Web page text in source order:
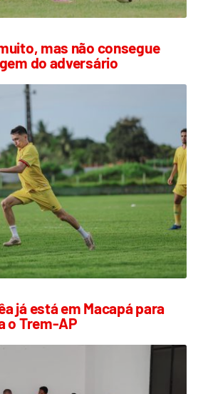
mas não consegue
do adversário
já está em Macapá para
o Trem-AP